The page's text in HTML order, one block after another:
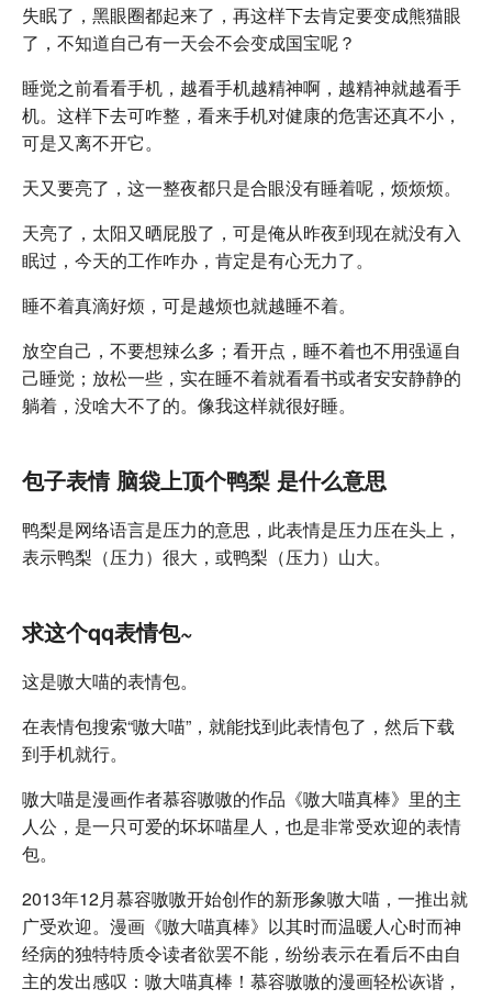
失眠了，黑眼圈都起来了，再这样下去肯定要变成熊猫眼
了，不知道自己有一天会不会变成国宝呢？
睡觉之前看看手机，越看手机越精神啊，越精神就越看手
机。这样下去可咋整，看来手机对健康的危害还真不小，
可是又离不开它。
天又要亮了，这一整夜都只是合眼没有睡着呢，烦烦烦。
天亮了，太阳又晒屁股了，可是俺从昨夜到现在就没有入
眠过，今天的工作咋办，肯定是有心无力了。
睡不着真滴好烦，可是越烦也就越睡不着。
放空自己，不要想辣么多；看开点，睡不着也不用强逼自
己睡觉；放松一些，实在睡不着就看看书或者安安静静的
躺着，没啥大不了的。像我这样就很好睡。
包子表情 脑袋上顶个鸭梨 是什么意思
鸭梨是网络语言是压力的意思，此表情是压力压在头上，
表示鸭梨（压力）很大，或鸭梨（压力）山大。
求这个qq表情包~
这是嗷大喵的表情包。
在表情包搜索“嗷大喵”，就能找到此表情包了，然后下载
到手机就行。
嗷大喵是漫画作者慕容嗷嗷的作品《嗷大喵真棒》里的主
人公，是一只可爱的坏坏喵星人，也是非常受欢迎的表情
包。
2013年12月慕容嗷嗷开始创作的新形象嗷大喵，一推出就
广受欢迎。漫画《嗷大喵真棒》以其时而温暖人心时而神
经病的独特特质令读者欲罢不能，纷纷表示在看后不由自
主的发出感叹：嗷大喵真棒！慕容嗷嗷的漫画轻松诙谐，